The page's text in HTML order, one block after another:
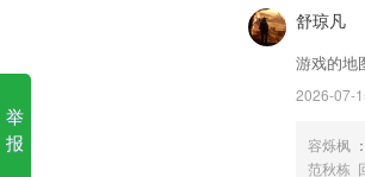
3.了解故事发生
4.打造最好没事
5.·随时重新练
亚搏ty体育
舒琼凡
游戏的地
2026-07-
容烁枫
范秋栋
举
报